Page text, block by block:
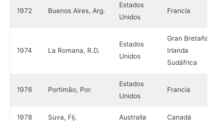
1972 Buenos Aires, Arg.
Estados
Unidos
Francia
1974 La Romana, R.D.
Estados
Unidos
Gran Bretaña-
Irlanda
Sudáfrica
1976 Portimão, Por.
Estados
Unidos
Francia
1978 Suva, Fij. Australia Canadá